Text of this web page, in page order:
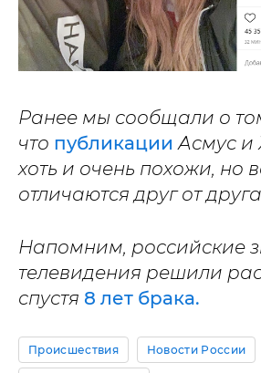
Ранее мы сообщали о
что публикации Асмус и
хоть и очень похожи, но
отличаются друг от
Напомним, российские
телевидения решили
спустя 8 лет брака.
Происшествия Новости России